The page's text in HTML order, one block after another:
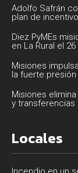
Adolfo Safrán
plan de
Diez PyMEs
en La Rural el
Misiones
la fuerte
Misiones
y transferencias
Locales